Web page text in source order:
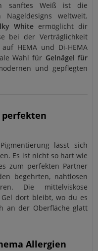
sanftes Weiß ist die
weltweit.
White ermöglicht dir
bei der Verträglichkeit
HEMA und Di-HEMA
Wahl für Gelnägel für
und gepflegten
perfekten
lässt sich
Es ist nicht so hart wie
zum perfekten Partner
begehrten, nahtlosen
Die mittelviskose
dort bleibt, wo du es
an der Oberfläche glatt
Allergien